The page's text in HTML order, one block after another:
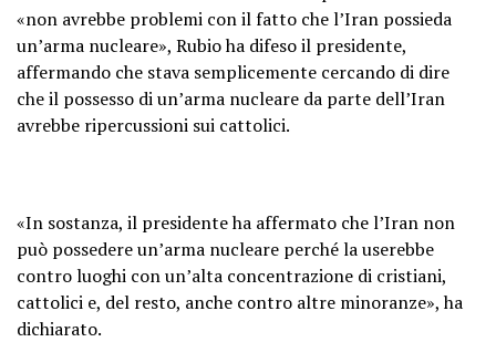
«non avrebbe problemi con il fatto che l’Iran possieda
un’arma nucleare», Rubio ha difeso il presidente,
affermando che stava semplicemente cercando di dire
che il possesso di un’arma nucleare da parte dell’Iran
avrebbe ripercussioni sui cattolici.
«In sostanza, il presidente ha affermato che l’Iran non
può possedere un’arma nucleare perché la userebbe
contro luoghi con un’alta concentrazione di cristiani,
cattolici e, del resto, anche contro altre minoranze», ha
dichiarato.